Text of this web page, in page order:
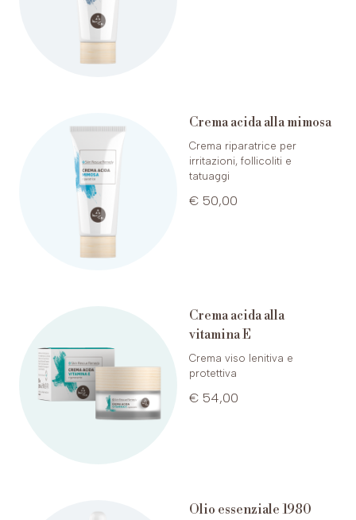
Crema acida alla mimosa
Crema riparatrice per
irritazioni, follicoliti e
tatuaggi
€ 50,00
Crema acida alla
vitamina E
Crema viso lenitiva e
protettiva
€ 54,00
Olio essenziale 1980